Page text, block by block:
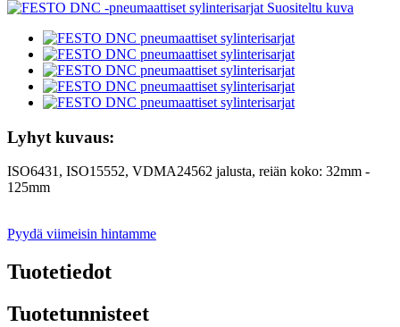
Lyhyt kuvaus:
ISO6431, ISO15552, VDMA24562 jalusta, reiän koko: 32mm -
125mm
Pyydä viimeisin hintamme
Tuotetiedot
Tuotetunnisteet